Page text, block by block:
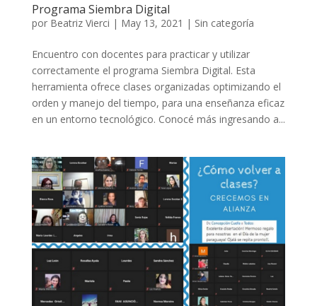
Programa Siembra Digital
por Beatriz Vierci | May 13, 2021 | Sin categoría
Encuentro con docentes para practicar y utilizar
correctamente el programa Siembra Digital. Esta
herramienta ofrece clases organizadas optimizando el
orden y manejo del tiempo, para una enseñanza eficaz
en un entorno tecnológico. Conocé más ingresando a...